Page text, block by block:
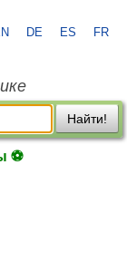
DE ES FR
Найти!
⚽